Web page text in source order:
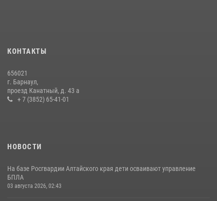
КОНТАКТЫ
656021
г. Барнаул,
проезд Канатный, д. 43 а
+ 7 (3852) 65-41-01
НОВОСТИ
На базе Росгвардии Алтайского края дети осваивают управление
БПЛА
03 августа 2026, 02:43